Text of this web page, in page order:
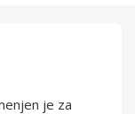
je za